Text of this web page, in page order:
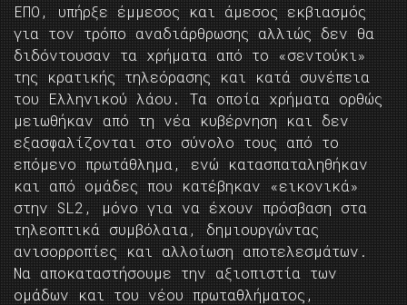
ΕΠΟ, υπήρξε έμμεσος και άμεσος εκβιασμός
για τον τρόπο αναδιάρθρωσης αλλιώς δεν θα
διδόντουσαν τα χρήματα από το «σεντούκι»
της κρατικής τηλεόρασης και κατά συνέπεια
του Ελληνικού λάου. Τα οποία χρήματα ορθώς
μειωθήκαν από τη νέα κυβέρνηση και δεν
εξασφαλίζονται στο σύνολο τους από το
επόμενο πρωτάθλημα, ενώ κατασπαταληθήκαν
και από ομάδες που κατέβηκαν «εικονικά»
στην SL2, μόνο για να έχουν πρόσβαση στα
τηλεοπτικά συμβόλαια, δημιουργώντας
ανισορροπίες και αλλοίωση αποτελεσμάτων.
Να αποκαταστήσουμε την αξιοπιστία των
ομάδων και του νέου πρωταθλήματος,